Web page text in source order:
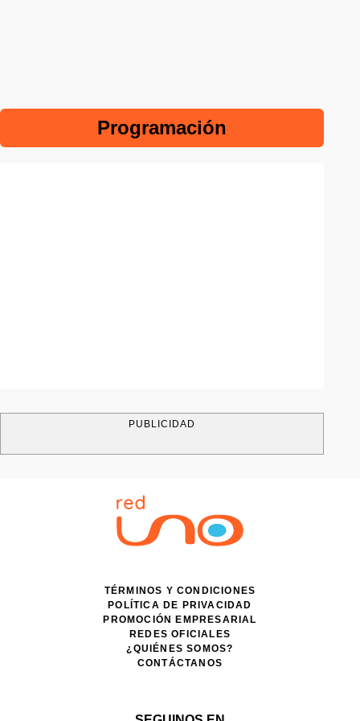
Programación
PUBLICIDAD
TÉRMINOS Y CONDICIONES
POLÍTICA DE PRIVACIDAD
PROMOCIÓN EMPRESARIAL
REDES OFICIALES
¿QUIÉNES SOMOS?
CONTÁCTANOS